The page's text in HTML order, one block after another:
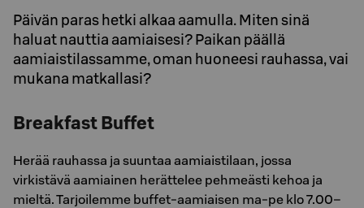
Päivän paras hetki alkaa aamulla. Miten sinä
haluat nauttia aamiaisesi? Paikan päällä
aamiaistilassamme, oman huoneesi rauhassa, vai
mukana matkallasi?
Breakfast Buffet
Herää rauhassa ja suuntaa aamiaistilaan, jossa
virkistävä aamiainen herättelee pehmeästi kehoa ja
mieltä. Tarjoilemme buffet-aamiaisen ma-pe klo 7.00–